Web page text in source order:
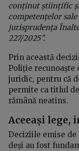
conținut științific și
competențelor
jurisprudența
227/2025”.
Prin această
Poliție
juridic, pentru că
permite ca titlul
rămână neatins.
Aceeași lege,
Deciziile emise de
deși au fost